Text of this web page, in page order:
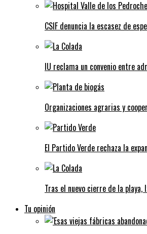
CSIF denuncia la escasez de
IU reclama un convenio entre
Organizaciones agrarias y
El Partido Verde rechaza la
Tras el nuevo cierre de la
Tu opinión